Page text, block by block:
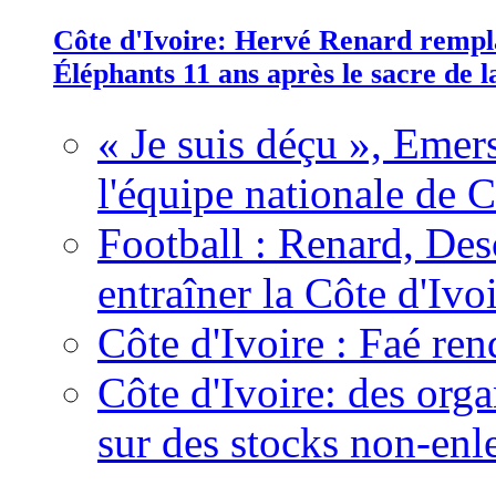
Côte d'Ivoire: Hervé Renard
Éléphants 11 ans après le sacre de
« Je suis déçu »,
l'équipe nationale de
Football : Renard,
entraîner la Côte
Côte d'Ivoire : Faé
Côte d'Ivoire: des
sur des stocks non-